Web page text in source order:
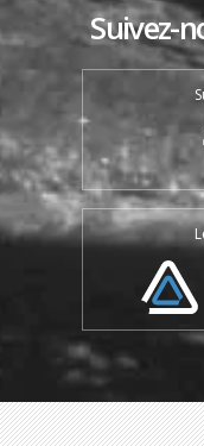
Suivez-